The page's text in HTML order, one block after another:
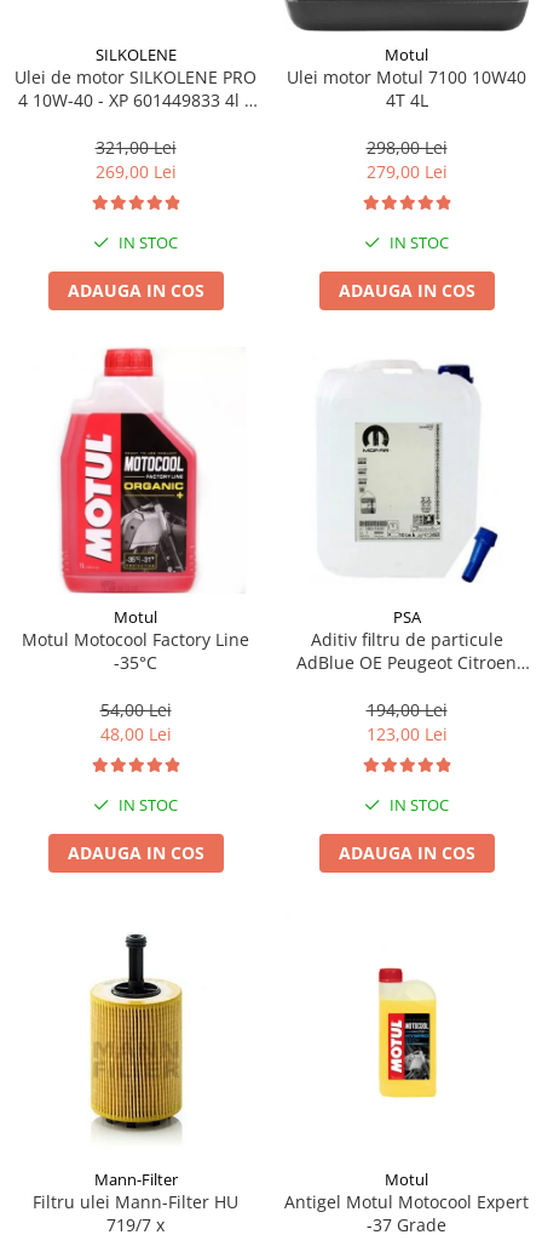
SILKOLENE
Ulei de motor SILKOLENE PRO
4 10W-40 - XP 601449833 4l +
321,00 Lei
269,00 Lei
IN STOC
ADAUGA IN COS
Motul
Ulei motor Motul 7100 10W40
4T 4L
298,00 Lei
279,00 Lei
IN STOC
ADAUGA IN COS
Motul
Motul Motocool Factory Line
-35°C
54,00 Lei
48,00 Lei
IN STOC
ADAUGA IN COS
PSA
Aditiv filtru de particule
AdBlue OE Peugeot Citroen
194,00 Lei
123,00 Lei
IN STOC
ADAUGA IN COS
Mann-Filter
Filtru ulei Mann-Filter HU
719/7 x
Motul
Antigel Motul Motocool Expert
-37 Grade